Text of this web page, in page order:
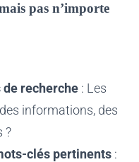
pas n’importe
recherche : Les
informations, des
?
clés pertinents :